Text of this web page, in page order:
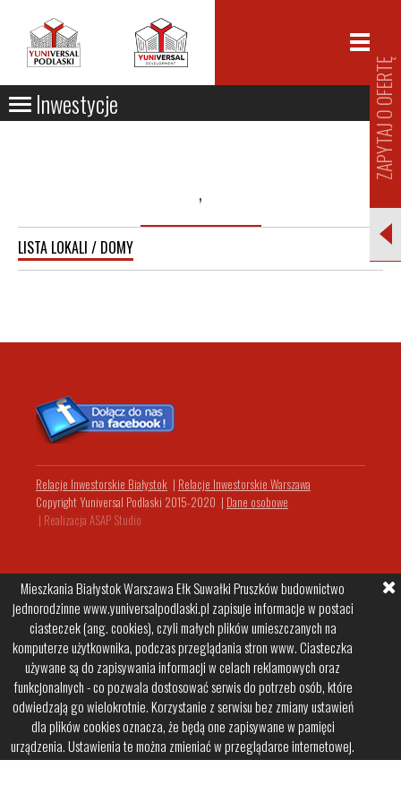
Inwestycje
,
LISTA LOKALI / DOMY
ZAPYTAJ O OFERTĘ
Relacje Inwestorskie Białystok | Relacje Inwestorskie Warszawa
Copyright Yuniversal Podlaski 2015-2020 | Dane osobowe
| Realizacja ASAP Studio
Mieszkania Białystok Warszawa Ełk Suwałki Pruszków budownictwo
jednorodzinne www.yuniversalpodlaski.pl zapisuje informacje w postaci
ciasteczek (ang. cookies), czyli małych plików umieszczanych na
komputerze użytkownika, podczas przeglądania stron www. Ciasteczka
używane są do zapisywania informacji w celach reklamowych oraz
funkcjonalnych - co pozwala dostosować serwis do potrzeb osób, które
odwiedzają go wielokrotnie. Korzystanie z serwisu bez zmiany ustawień
dla plików cookies oznacza, że będą one zapisywane w pamięci
urządzenia. Ustawienia te można zmieniać w przeglądarce internetowej.